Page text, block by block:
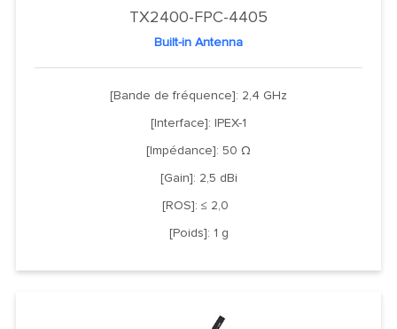
TX2400-FPC-4405
Built-in Antenna
[Bande de fréquence]: 2,4 GHz
[Interface]: IPEX-1
[Impédance]: 50 Ω
[Gain]: 2,5 dBi
[ROS]: ≤ 2,0
[Poids]: 1 g